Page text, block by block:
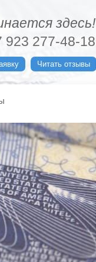
здесь!
923 277-48-18
Читать отзывы